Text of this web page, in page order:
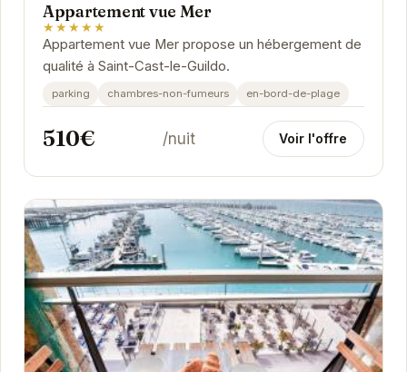
Appartement vue Mer
★★★★★
Appartement vue Mer propose un hébergement de
qualité à Saint-Cast-le-Guildo.
parking chambres-non-fumeurs en-bord-de-plage
510€ /nuit Voir l'offre